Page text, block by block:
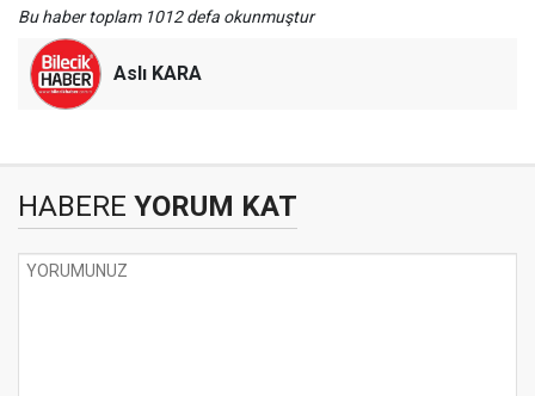
Bu haber toplam 1012 defa okunmuştur
Aslı KARA
HABERE YORUM KAT